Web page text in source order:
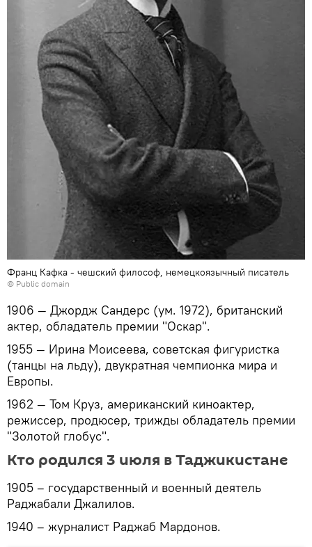
Франц Кафка - чешский философ, немецкоязычный писатель
© Public domain
1906 — Джордж Сандерс (ум. 1972), британский
актер, обладатель премии "Оскар".
1955 — Ирина Моисеева, советская фигуристка
(танцы на льду), двукратная чемпионка мира и
Европы.
1962 — Том Круз, американский киноактер,
режиссер, продюсер, трижды обладатель премии
"Золотой глобус".
Кто родился 3 июля в Таджикистане
1905 – государственный и военный деятель
Раджабали Джалилов.
1940 – журналист Раджаб Мардонов.